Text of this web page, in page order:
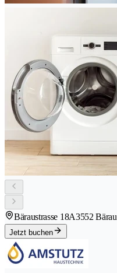
Bäraustrasse 18A3552 Bärau
Jetzt buchen